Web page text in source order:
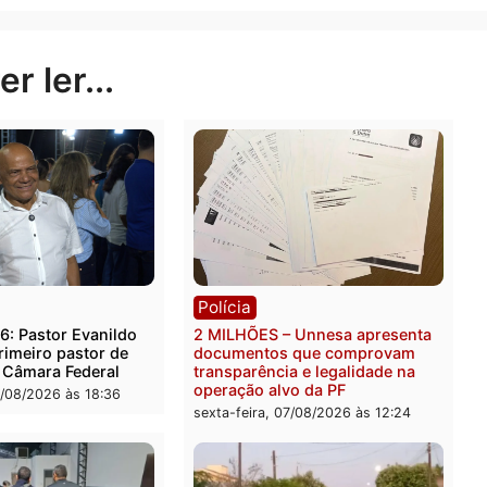
manutenção da estrutura e atendimento aos milhares
principais equipamentos públicos de mobilidade da
Publicidade
ler...